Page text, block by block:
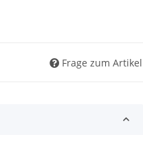
Frage zum Artikel